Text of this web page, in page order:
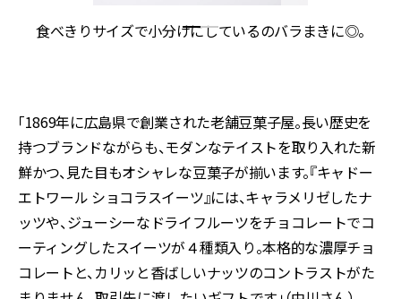
食べきりサイズで小分けにしているのバラまきに◎。
「1869年に広島県で創業された老舗豆菓子屋。長い歴史を
持つブランドながらも、モダンなテイストを取り入れた新
鮮かつ、見た目もオシャレな豆菓子が揃います。『キャドー
エトワール ショコラスイーツ』には、キャラメリゼしたナ
ッツや、ジューシーなドライフルーツをチョコレートでコ
ーティングしたスイーツが４種類入り。本格的な濃厚チョ
コレートと、カリッと香ばしいナッツのコントラストがた